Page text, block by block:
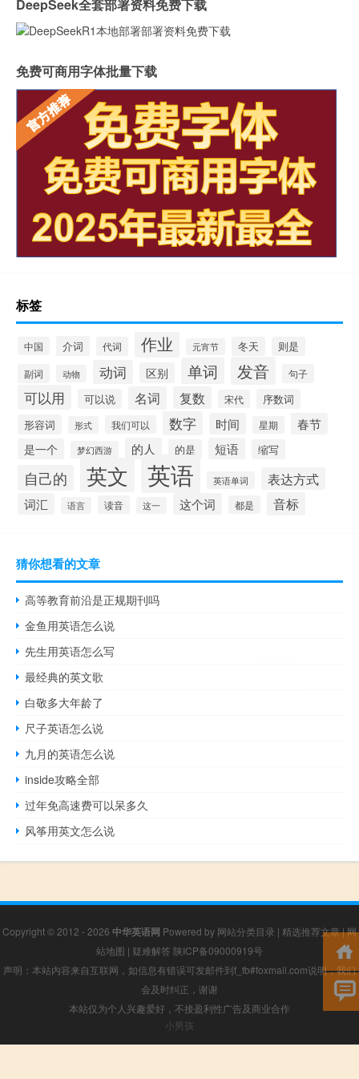
DeepSeek全套部署资料免费下载
免费可商用字体批量下载
标签
中国 介词 代词 作业 元宵节 冬天
则是
副词
动物 动词 区别 单词 发音 句子
可以用 可以说 名词 复数 宋代
序数词
形容词
形式 我们可以 数字 时间 星期 春节
是一个 梦幻西游 的人 的是 短语 缩写
自己的 英文 英语 英语单词 表达方式
词汇 语言 读音 这一 这个词 都是 音标
猜你想看的文章
高等教育前沿是正规期刊吗
金鱼用英语怎么说
先生用英语怎么写
最经典的英文歌
白敬多大年龄了
尺子英语怎么说
九月的英语怎么说
inside攻略全部
过年免高速费可以呆多久
风筝用英文怎么说
Copyright © 2012 - 2026 中华英语网 Powered by 网站分类目录 | 精选推荐文章|网
站地图 | 疑难解答 陕ICP备09000919号
声明：本站内容来自互联网，如信息有错误可发邮件到f_fb#foxmail.com说明，我们
会及时纠正，谢谢
本站仅为个人兴趣爱好，不接盈利性广告及商业合作
小男孩